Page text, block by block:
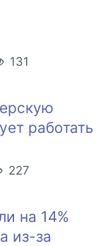
131
работать
227
на 14%
из-за